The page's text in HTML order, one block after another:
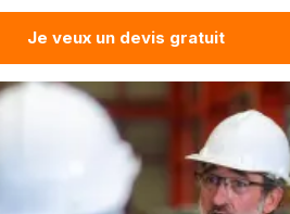
Je veux un devis gratuit